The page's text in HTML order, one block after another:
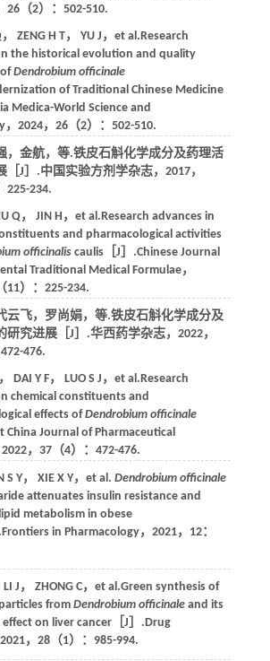
26（2）：502-510.
， ZENG H T， YU J ， et al.Research
the historical evolution and quality
Dendrobium officinale
of Traditional Chinese Medicine
Medica-World Science and
， 2024， 26（2）：502-510.
，金航， 等.铁皮石斛化学成分及药理活
［J］.中国实验方剂学杂志， 2017，
225-234.
Q， JIN H ， et al.Research advances in
and pharmacological activities
officinaliscaulis［J］.Chinese Journal
Traditional Medical Formulae，
11）：225-234.
云飞，罗尚娟， 等.铁皮石斛化学成分及
研究进展［J］.华西药学杂志， 2022，
476.
DAI Y F， LUO S J ， et al.Research
chemical constituents and
effects ofDendrobium officinale
China Journal of Pharmaceutical
2022， 37（4）：472-476.
S Y， XIE X Y， et al. Dendrobium officinale
attenuates insulin resistance and
metabolism in obese
Frontiers in Pharmacology， 2021， 12：
LI J ， ZHONG C， et al.Green synthesis of
fromDendrobium officinaleand its
on liver cancer［J］.Drug
2021， 28（1）：985-994.